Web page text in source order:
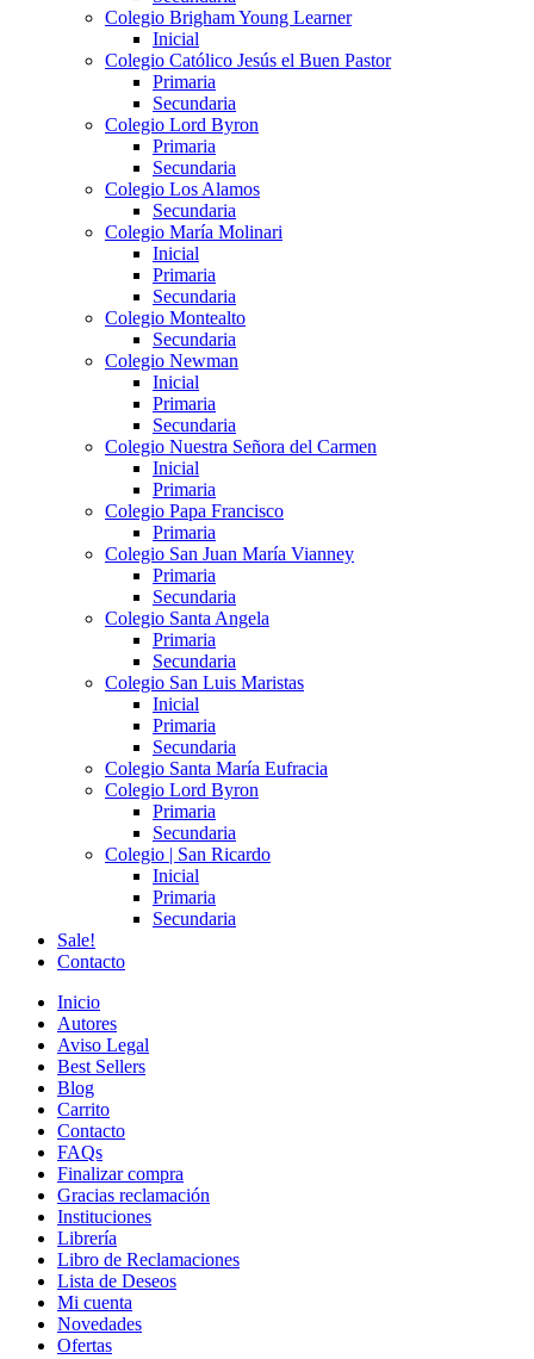
Colegio Brigham Young Learner
Inicial
Colegio Católico Jesús el Buen Pastor
Primaria
Secundaria
Colegio Lord Byron
Primaria
Secundaria
Colegio Los Alamos
Secundaria
Colegio María Molinari
Inicial
Primaria
Secundaria
Colegio Montealto
Secundaria
Colegio Newman
Inicial
Primaria
Secundaria
Colegio Nuestra Señora del Carmen
Inicial
Primaria
Colegio Papa Francisco
Primaria
Colegio San Juan María Vianney
Primaria
Secundaria
Colegio Santa Angela
Primaria
Secundaria
Colegio San Luis Maristas
Inicial
Primaria
Secundaria
Colegio Santa María Eufracia
Colegio Lord Byron
Primaria
Secundaria
Colegio | San Ricardo
Inicial
Primaria
Secundaria
Sale!
Contacto
Inicio
Autores
Aviso Legal
Best Sellers
Blog
Carrito
Contacto
FAQs
Finalizar compra
Gracias reclamación
Instituciones
Librería
Libro de Reclamaciones
Lista de Deseos
Mi cuenta
Novedades
Ofertas